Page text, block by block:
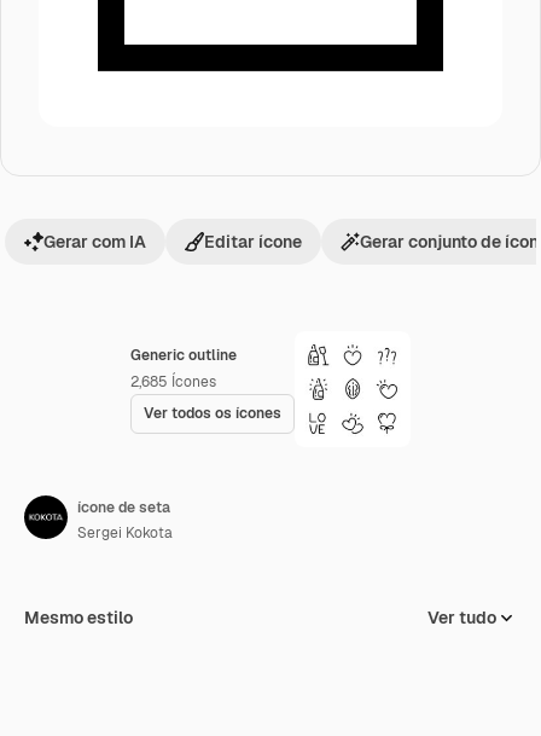
Generic outline
2,685 Ícones
Ver todos os ícones
Gerar com IA Editar ícone Gerar conjunto de
ícone de seta
Sergei Kokota
Mesmo estilo Ver tudo